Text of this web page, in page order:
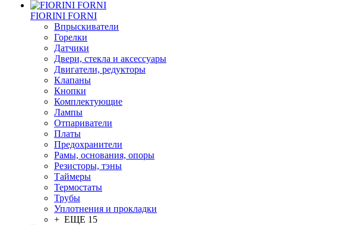
FIORINI FORNI
Впрыскиватели
Горелки
Датчики
Двери, стекла и аксессуары
Двигатели, редукторы
Клапаны
Кнопки
Комплектующие
Лампы
Отпариватели
Платы
Предохранители
Рамы, основания, опоры
Резисторы, тэны
Таймеры
Термостаты
Трубы
Уплотнения и прокладки
+ ЕЩЕ 15